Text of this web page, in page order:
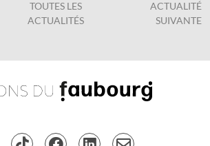
TOUTES LES
ACTUALITÉS
ACTUALITÉ
SUIVANTE